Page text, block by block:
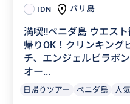
IDN バリ島
満喫‼️ペニダ島 ウエス
帰りOK！クリンキング
チ、エンジェルビラボ
オー...
日帰りツアー ぺニダ島 人